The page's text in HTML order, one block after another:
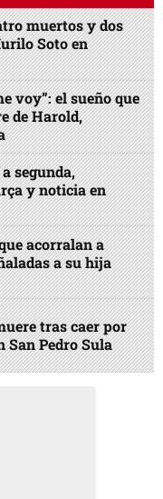
muertos y dos
Soto en
voy”: el sueño que
de Harold,
segunda,
y noticia en
acorralan a
a su hija
tras caer por
San Pedro Sula